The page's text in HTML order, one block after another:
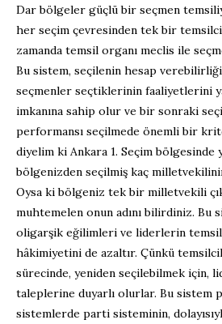
Dar bölgeler güçlü bir seçmen
her seçim çevresinden tek bir temsilci
zamanda temsil organı meclis ile
Bu sistem, seçilenin hesap
seçmenler seçtiklerinin faaliyetlerini
imkanına sahip olur ve bir sonraki
performansı seçilmede önemli bir
diyelim ki Ankara 1. Seçim bölgesinde
bölgenizden seçilmiş kaç
Oysa ki bölgeniz tek bir milletvekili
muhtemelen onun adını bilirdiniz. Bu
oligarşik eğilimleri ve liderlerin
hâkimiyetini de azaltır. Çünkü
sürecinde, yeniden seçilebilmek için,
taleplerine duyarlı olurlar. Bu sistem
sistemlerde parti sisteminin,